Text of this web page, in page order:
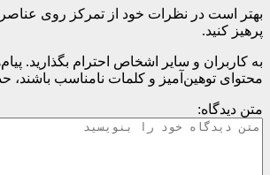
بهتر است در نظرات خود از تمرکز روی
پرهیز کنید.
به کاربران و سایر اشخاص احترام بگذارید.
محتوای توهین‌آمیز و کلمات نامناسب
متن دیدگاه: